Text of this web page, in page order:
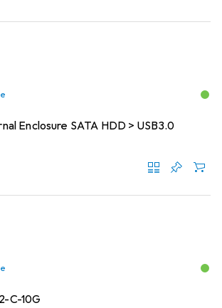
Enclosure SATA HDD > USB3.0
C-10G